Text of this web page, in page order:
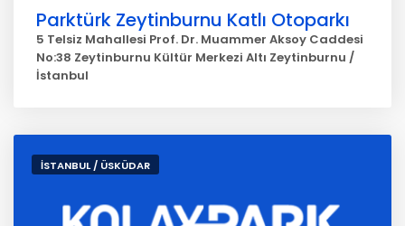
Parktürk Zeytinburnu Katlı Otoparkı
5 Telsiz Mahallesi Prof. Dr. Muammer Aksoy Caddesi
No:38 Zeytinburnu Kültür Merkezi Altı Zeytinburnu /
İstanbul
İSTANBUL / ÜSKÜDAR